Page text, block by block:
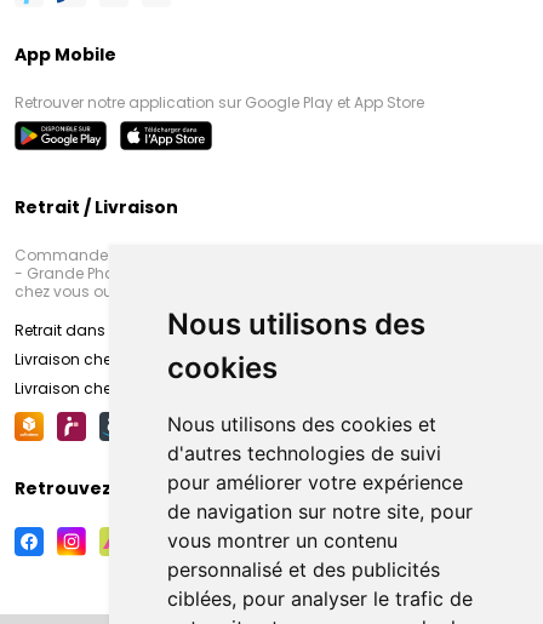
Nous utilisons des
cookies
Nous utilisons des cookies et
d'autres technologies de suivi
pour améliorer votre expérience
de navigation sur notre site, pour
vous montrer un contenu
personnalisé et des publicités
ciblées, pour analyser le trafic de
App Mobile
Retrouver notre application sur Google Play et App Store
Retrait / Livraison
Commandez en ligne et venez chercher votre commande à Amiens
- Grande Pharmacie d’Amiens (Fachon) ou recevez-là rapidement
chez vous ou en point retrait
Retrait dans la pharmacie d’Amiens
Livraison chez vous
Livraison chez votre commerçant
Retrouvez-nous sur vos réseaux sociaux